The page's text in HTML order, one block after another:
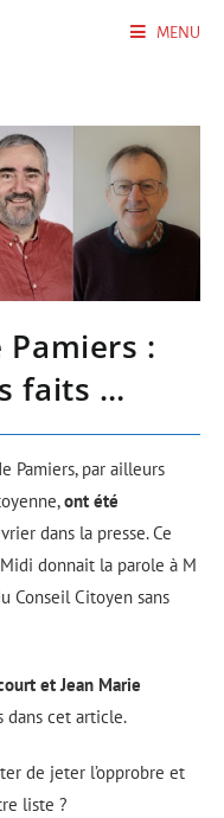
MENU
Pamiers :
faits …
Pamiers, par ailleurs
ont été
dans la presse. Ce
donnait la parole à M
Conseil Citoyen sans
et Jean Marie
dans cet article.
de jeter l’opprobre et
liste ?